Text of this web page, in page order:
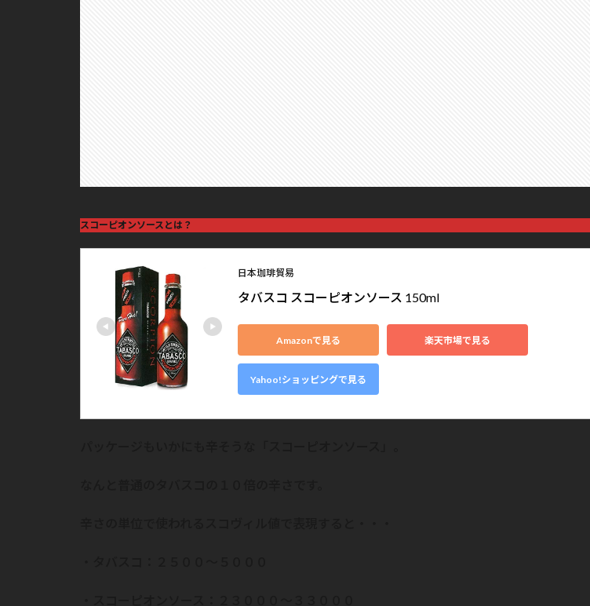
スコーピオンソースとは？
日本珈琲貿易
タバスコ スコーピオンソース 150ml
Amazonで見る 楽天市場で見る
Yahoo!ショッピングで見る